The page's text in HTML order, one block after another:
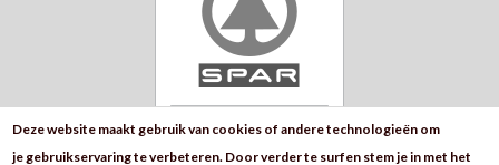
Deze website maakt gebruik van cookies of andere technologieën om
je gebruikservaring te verbeteren. Door verder te surfen stem je in met het